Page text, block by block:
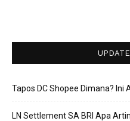
Tapos DC Shopee Dimana? Ini
LN Settlement SA BRI Apa